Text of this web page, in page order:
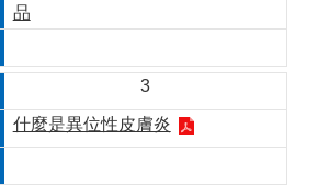
品
3
什麼是異位性皮膚炎